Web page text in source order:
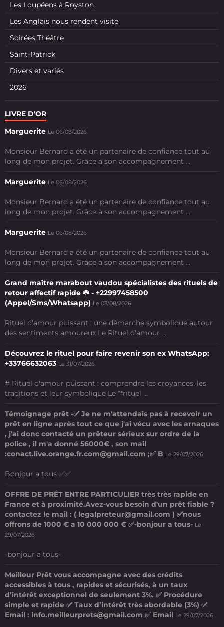
Les Loupéens à Royston
Les Anglais nous rendent visite
Soirées Théâtre
Saint-Patrick
Divers et variés
2026
LIVRE D'OR
Marguerite Le 06/08/2026
Monsieur Bernard a été un partenaire de confiance tout au
long de mon projet. Grâce à son accompagnement ...
Marguerite Le 06/08/2026
Monsieur Bernard a été un partenaire de confiance tout au
long de mon projet. Grâce à son accompagnement ...
Marguerite Le 06/08/2026
Monsieur Bernard a été un partenaire de confiance tout au
long de mon projet. Grâce à son accompagnement ...
Grand maître marabout vaudou spécialistes des rituels de
retour affectif rapide ☘️ - +22997458500
(Appel/Sms/Whatsapp) Le 03/08/2026
Rituel d'amour puissant : une démarche symbolique autour
des sentiments amoureux Le Rituel d'amour ...
Découvrez le rituel pour faire revenir son ex WhatsApp:
+33766632063 Le 31/07/2026
# Rituel d'amour puissant : comprendre les croyances, les
traditions et leur symbolique Le **rituel ...
Témoignage prêt -✅ Je ne m'attendais pas à recevoir un
prêt en ligne après tout ce que j'ai vécu avec les arnaques
, j'ai donc contacté un prêteur sérieux sur ordre de la
police , il m'a donné 56000€ , son mail
:conact.live.orange.fr.com@gmail.com ;✅ B Le 29/07/2026
Bonjour a tous ✅✅
OFFRE DE PRÊT ENTRE PARTICULIER très très rapide en
France et à proximité.Avez-vous besoin d'un prêt fiable ?
contactez le mail : ( legalpreteur@gmail.com ) ✅nous
offrons de 1000 € a 10 000 000 € ✅-bonjour a tous- Le
29/07/2026
-bonjour a tous-
Meilleur Prêt vous accompagne avec des crédits
accessibles à tous , rapides et sécurisés, à un taux
d’intérêt exceptionnel de seulement 3%. ✅ Procédure
simple et rapide ✅ Taux d’intérêt très abordable (3%) ✅
Email : info.meilleurprets@gmail.com ✅ Email Le 29/07/2026